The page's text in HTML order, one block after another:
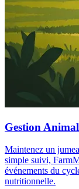
Gestion
Maintenez un
simple suivi,
événements du
nutritionnelle.